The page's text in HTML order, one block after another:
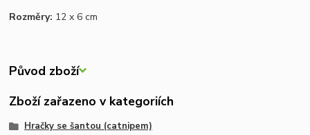
Rozměry: 12 x 6 cm
Původ zboží
Zboží zařazeno v kategoriích
Hračky se šantou (catnipem)